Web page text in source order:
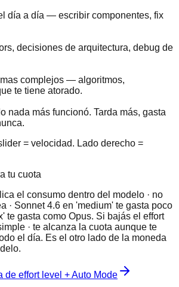
día a día — escribir componentes, fix
decisiones de arquitectura, debug de
complejos — algoritmos,
te tiene atorado.
nada más funcionó. Tarda más, gasta
= velocidad. Lado derecho =
tu cuota
el consumo dentro del modelo · no
· Sonnet 4.6 en 'medium' te gasta poco
te gasta como Opus. Si bajás el effort
· te alcanza la cuota aunque te
el día. Es el otro lado de la moneda
de effort level + Auto Mode